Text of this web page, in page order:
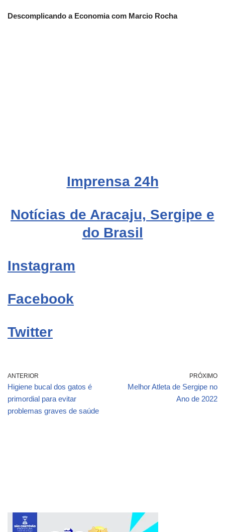
Descomplicando a Economia com Marcio Rocha
Imprensa24h
Notícias de Aracaju, Sergipe e
do Brasil
Instagram
Facebook
Twitter
ANTERIOR
Higiene bucal dos gatos é
primordial para evitar
problemas graves de saúde
PRÓXIMO
Melhor Atleta de Sergipe no
Ano de 2022